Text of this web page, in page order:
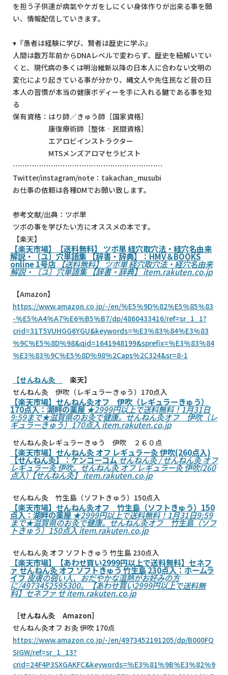
を担う子供達が病氣やケガをしにくい身体作りが出来る事を願
い、情報配信していきます。
▾『愚者は経験に学び、賢者は歴史に学ぶ』
人間は数万年前からDNAレベルで変わらず、歴史を紐解いてい
くと、現代病の多くは明治維新以降の日本人に合わない文明の
変化により起きている事が分かり、縄文人や先住民など昔の日
本人の習慣が本当の健康ボディーを手に入れる鍵である事を知
る
保有資格：はり師／きゅう師［国家資格］
康復療術師［整体‐民間資格］
エアロビインストラクター
MTSメンズアロマセラピスト
⋯⋯⋯⋯⋯⋯⋯⋯⋯⋯⋯⋯⋯⋯⋯⋯⋯⋯⋯⋯⋯
Twitter/instagram/note：takachan_musubi
お仕事の依頼は各種DMでお願い致します。
参考文献/出典：ツボ単
ツボの事を学びたい方にオススメの本です。
【楽天】
【楽天市場】【送料無料】 ツボ単 経穴取穴法・経穴名由来
解説・〔ユ〕穴単語集 【辞書・辞典】：HMV＆BOOKS
online 1号店【送料無料】 ツボ単 経穴取穴法・経穴名由来
解説・〔ユ〕穴単語集 【辞書・辞典】item.rakuten.co.jp
【Amazon】
https://www.amazon.co.jp/-/en/%E5%9D%82%E5%85%83
-%E5%A4%A7%E6%B5%B7/dp/4860433416/ref=sr_1_1?
crid=31T5VUHGG6YGU&keywords=%E3%83%84%E3%83
%9C%E5%8D%98&qid=1641948199&sprefix=%E3%83%84
%E3%83%9C%E5%8D%98%2Caps%2C324&sr=8-1
【せんねん灸
楽天】
せんねん灸 伊吹（レギュラーきゅう）170点入
【楽天市場】せんねん灸オフ 伊吹（レギュラーきゅう）
170点入：湖畔の薬屋★2999円以上で送料無料！1月31日
9:59まで★滋賀県のお灸で健康。せんねん灸オフ 伊吹（レ
ギュラーきゅう）170点入item.rakuten.co.jp
せんねん灸レギュラーきゅう 伊吹 ２６０点
【楽天市場】せんねん灸 オフ レギュラー灸 伊吹(260点入)
【せんねん灸】：ケンコーコムせんねん灸 / せんねん灸 オフ
レギュラー灸 伊吹。せんねん灸 オフ レギュラー灸 伊吹(260
点入)【せんねん灸】item.rakuten.co.jp
せんねん灸 竹生島（ソフトきゅう）150点入
【楽天市場】せんねん灸オフ 竹生島（ソフトきゅう）150
点入：湖畔の薬屋★2999円以上で送料無料！1月31日9:59
まで★滋賀県のお灸で健康。せんねん灸オフ 竹生島（ソフ
トきゅう）150点入item.rakuten.co.jp
せんねん灸 オフ ソフトきゅう 竹生島 230点入
【楽天市場】【あわせ買い2999円以上で送料無料】セネフ
ァ せんねん灸 オフ ソフトきゅう 竹生島 230点入：ホームラ
イフ皮膚の弱い人、おだやかな温熱がお好みの方
に/4973452595300。【あわせ買い2999円以上で送料無
料】セネファ せitem.rakuten.co.jp
［せんねん灸 Amazon］
せんねん灸オフ お灸 伊吹 170点
https://www.amazon.co.jp/-/en/4973452191205/dp/B000FQ
SIGW/ref=sr_1_13?
crid=24F4P3SXGAKFC&keywords=%E3%81%9B%E3%82%9